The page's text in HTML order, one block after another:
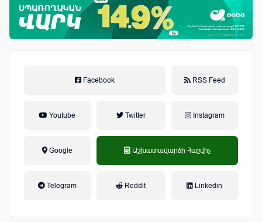
Facebook RSS Feed
Youtube Twitter Instagram
Google Աշխատավարձի Հաշվիչ
Telegram Reddit Linkedin